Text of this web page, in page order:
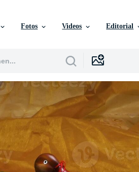
Fotos Videos Editorial